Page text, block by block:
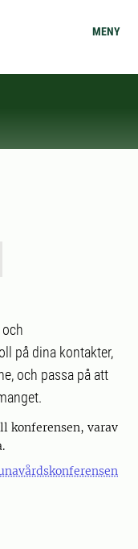
MENY
på dina kontakter,
och passa på att
konferensen, varav